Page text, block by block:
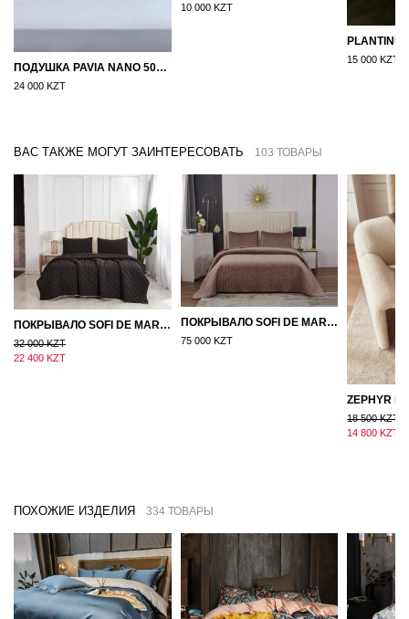
ПОДУШКА PAVIA NANO 50X70
24 000 KZT
10 000 KZT
15 000 KZT
ВАС ТАКЖЕ МОГУТ ЗАИНТЕРЕСОВАТЬ 103 ТОВАРЫ
ПОКРЫВАЛО SOFI DE MARKO 160×220 БРОУДИ ЧЕРНО-БЕЖЕВОЕ
32 000 KZT
22 400 KZT
ПОКРЫВАЛО SOFI DE MARKO ВЕЛЮР 240×260 ФЕРДИНАНД (МОККО)
75 000 KZT
18 500 KZT
14 800 KZT
ПОХОЖИЕ ИЗДЕЛИЯ 334 ТОВАРЫ